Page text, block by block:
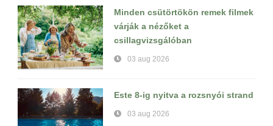
Minden csütörtökön remek filmek
várják a nézőket a
csillagvizsgálóban
03 aug 2026
Este 8-ig nyitva a rozsnyói strand
03 aug 2026